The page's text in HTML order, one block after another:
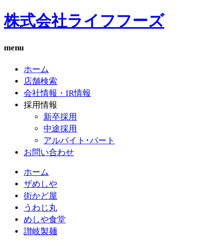
株式会社ライフフーズ
menu
ホーム
店舗検索
会社情報・IR情報
採用情報
新卒採用
中途採用
アルバイト･パート
お問い合わせ
ホーム
ザめしや
街かど屋
うわじ丸
めしや食堂
讃岐製麺